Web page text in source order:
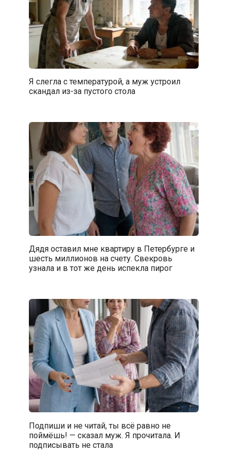
Я слегла с температурой, а муж устроил
скандал из-за пустого стола
Дядя оставил мне квартиру в Петербурге и
шесть миллионов на счету. Свекровь
узнала и в тот же день испекла пирог
Подпиши и не читай, ты всё равно не
поймёшь! — сказал муж. Я прочитала. И
подписывать не стала